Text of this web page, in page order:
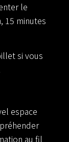
le
15 minutes
si vous
espace
au fil